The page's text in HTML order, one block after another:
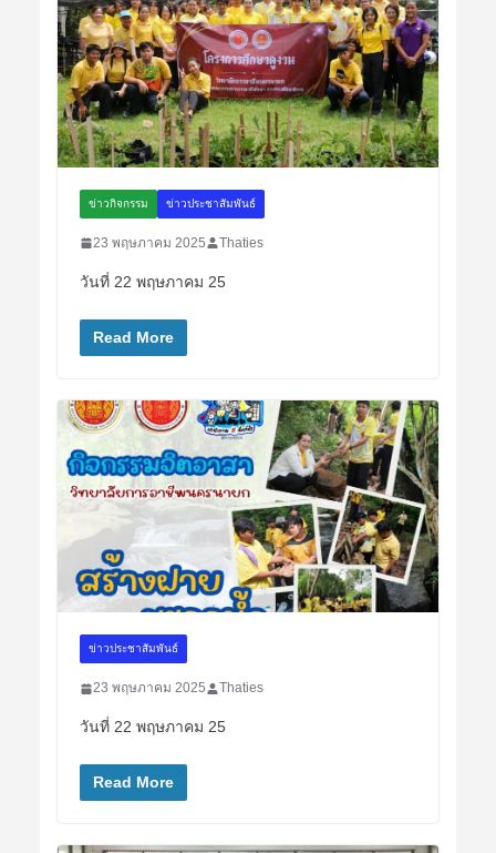
ข่าวกิจกรรม ข่าวประชาสัมพันธ์
23 พฤษภาคม 2025 Thaties
วันที่ 22 พฤษภาคม 25
Read More
ข่าวประชาสัมพันธ์
23 พฤษภาคม 2025 Thaties
วันที่ 22 พฤษภาคม 25
Read More